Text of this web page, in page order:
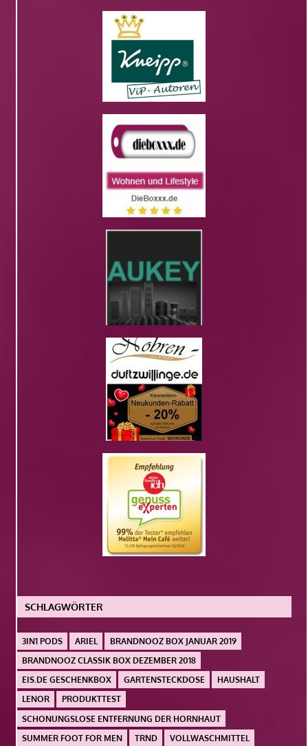
SCHLAGWÖRTER
3IN1 PODS ARIEL
BRANDNOOZ BOX JANUAR 2019
BRANDNOOZ CLASSIK BOX DEZEMBER 2018
EIS.DE GESCHENKBOX
GARTENSTECKDOSE
HAUSHALT
LENOR
PRODUKTTEST
SCHONUNGSLOSE ENTFERNUNG DER HORNHAUT
SUMMER FOOT FOR MEN
TRND VOLLWASCHMITTEL